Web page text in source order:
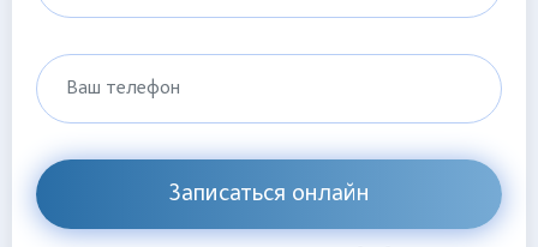
Ваш телефон
Записаться онлайн